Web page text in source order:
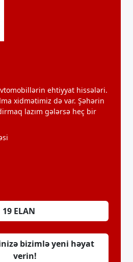
ehtiyyat hissələri.
xidmətimiz də var. Şəhərin
lazım gələrsə heç bir
19 ELAN
bizimlə yeni həyat
verin!